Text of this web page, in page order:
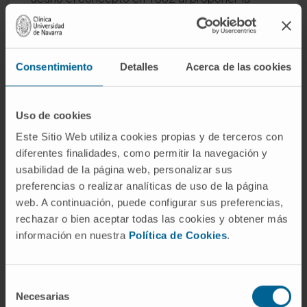
Consentimiento Detalles Acerca de las cookies
Uso de cookies
Este Sitio Web utiliza cookies propias y de terceros con
diferentes finalidades, como permitir la navegación y
usabilidad de la página web, personalizar sus
preferencias o realizar analíticas de uso de la página
web. A continuación, puede configurar sus preferencias,
rechazar o bien aceptar todas las cookies y obtener más
información en nuestra Política de Cookies.
Necesarias
fusión quirúrgica del tobillo como alternativa a
la amputación en pacientes con parálisis
dos primeras décadas del siglo XX.
columna?
No. La fusión vertebral es probablemente la
variante más conocida en la actualidad, pero
la artrodesis se practica en el tobillo, la
muñeca, las articulaciones interfalángicas de
la mano, la primera articulación
metatarsofalángica (hallux rígido), la rodilla y
y de si conservar la movilidad resulta viable o